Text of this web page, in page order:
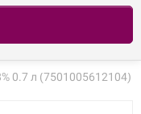
0.7 л (7501005612104)